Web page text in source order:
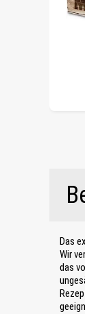
Das
Wir
das